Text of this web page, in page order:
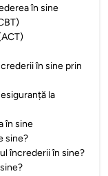
în sine
în sine prin
la
în sine
sine?
încrederii în sine?